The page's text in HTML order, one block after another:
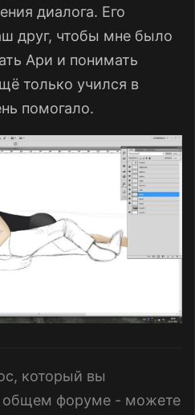
диалога. Его
друг, чтобы мне было
Ари и понимать
только учился в
помогало.
который вы
общем форуме - можете